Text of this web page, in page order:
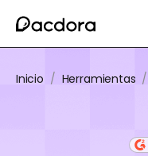
Inicio / Herramientas /